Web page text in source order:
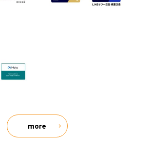
more